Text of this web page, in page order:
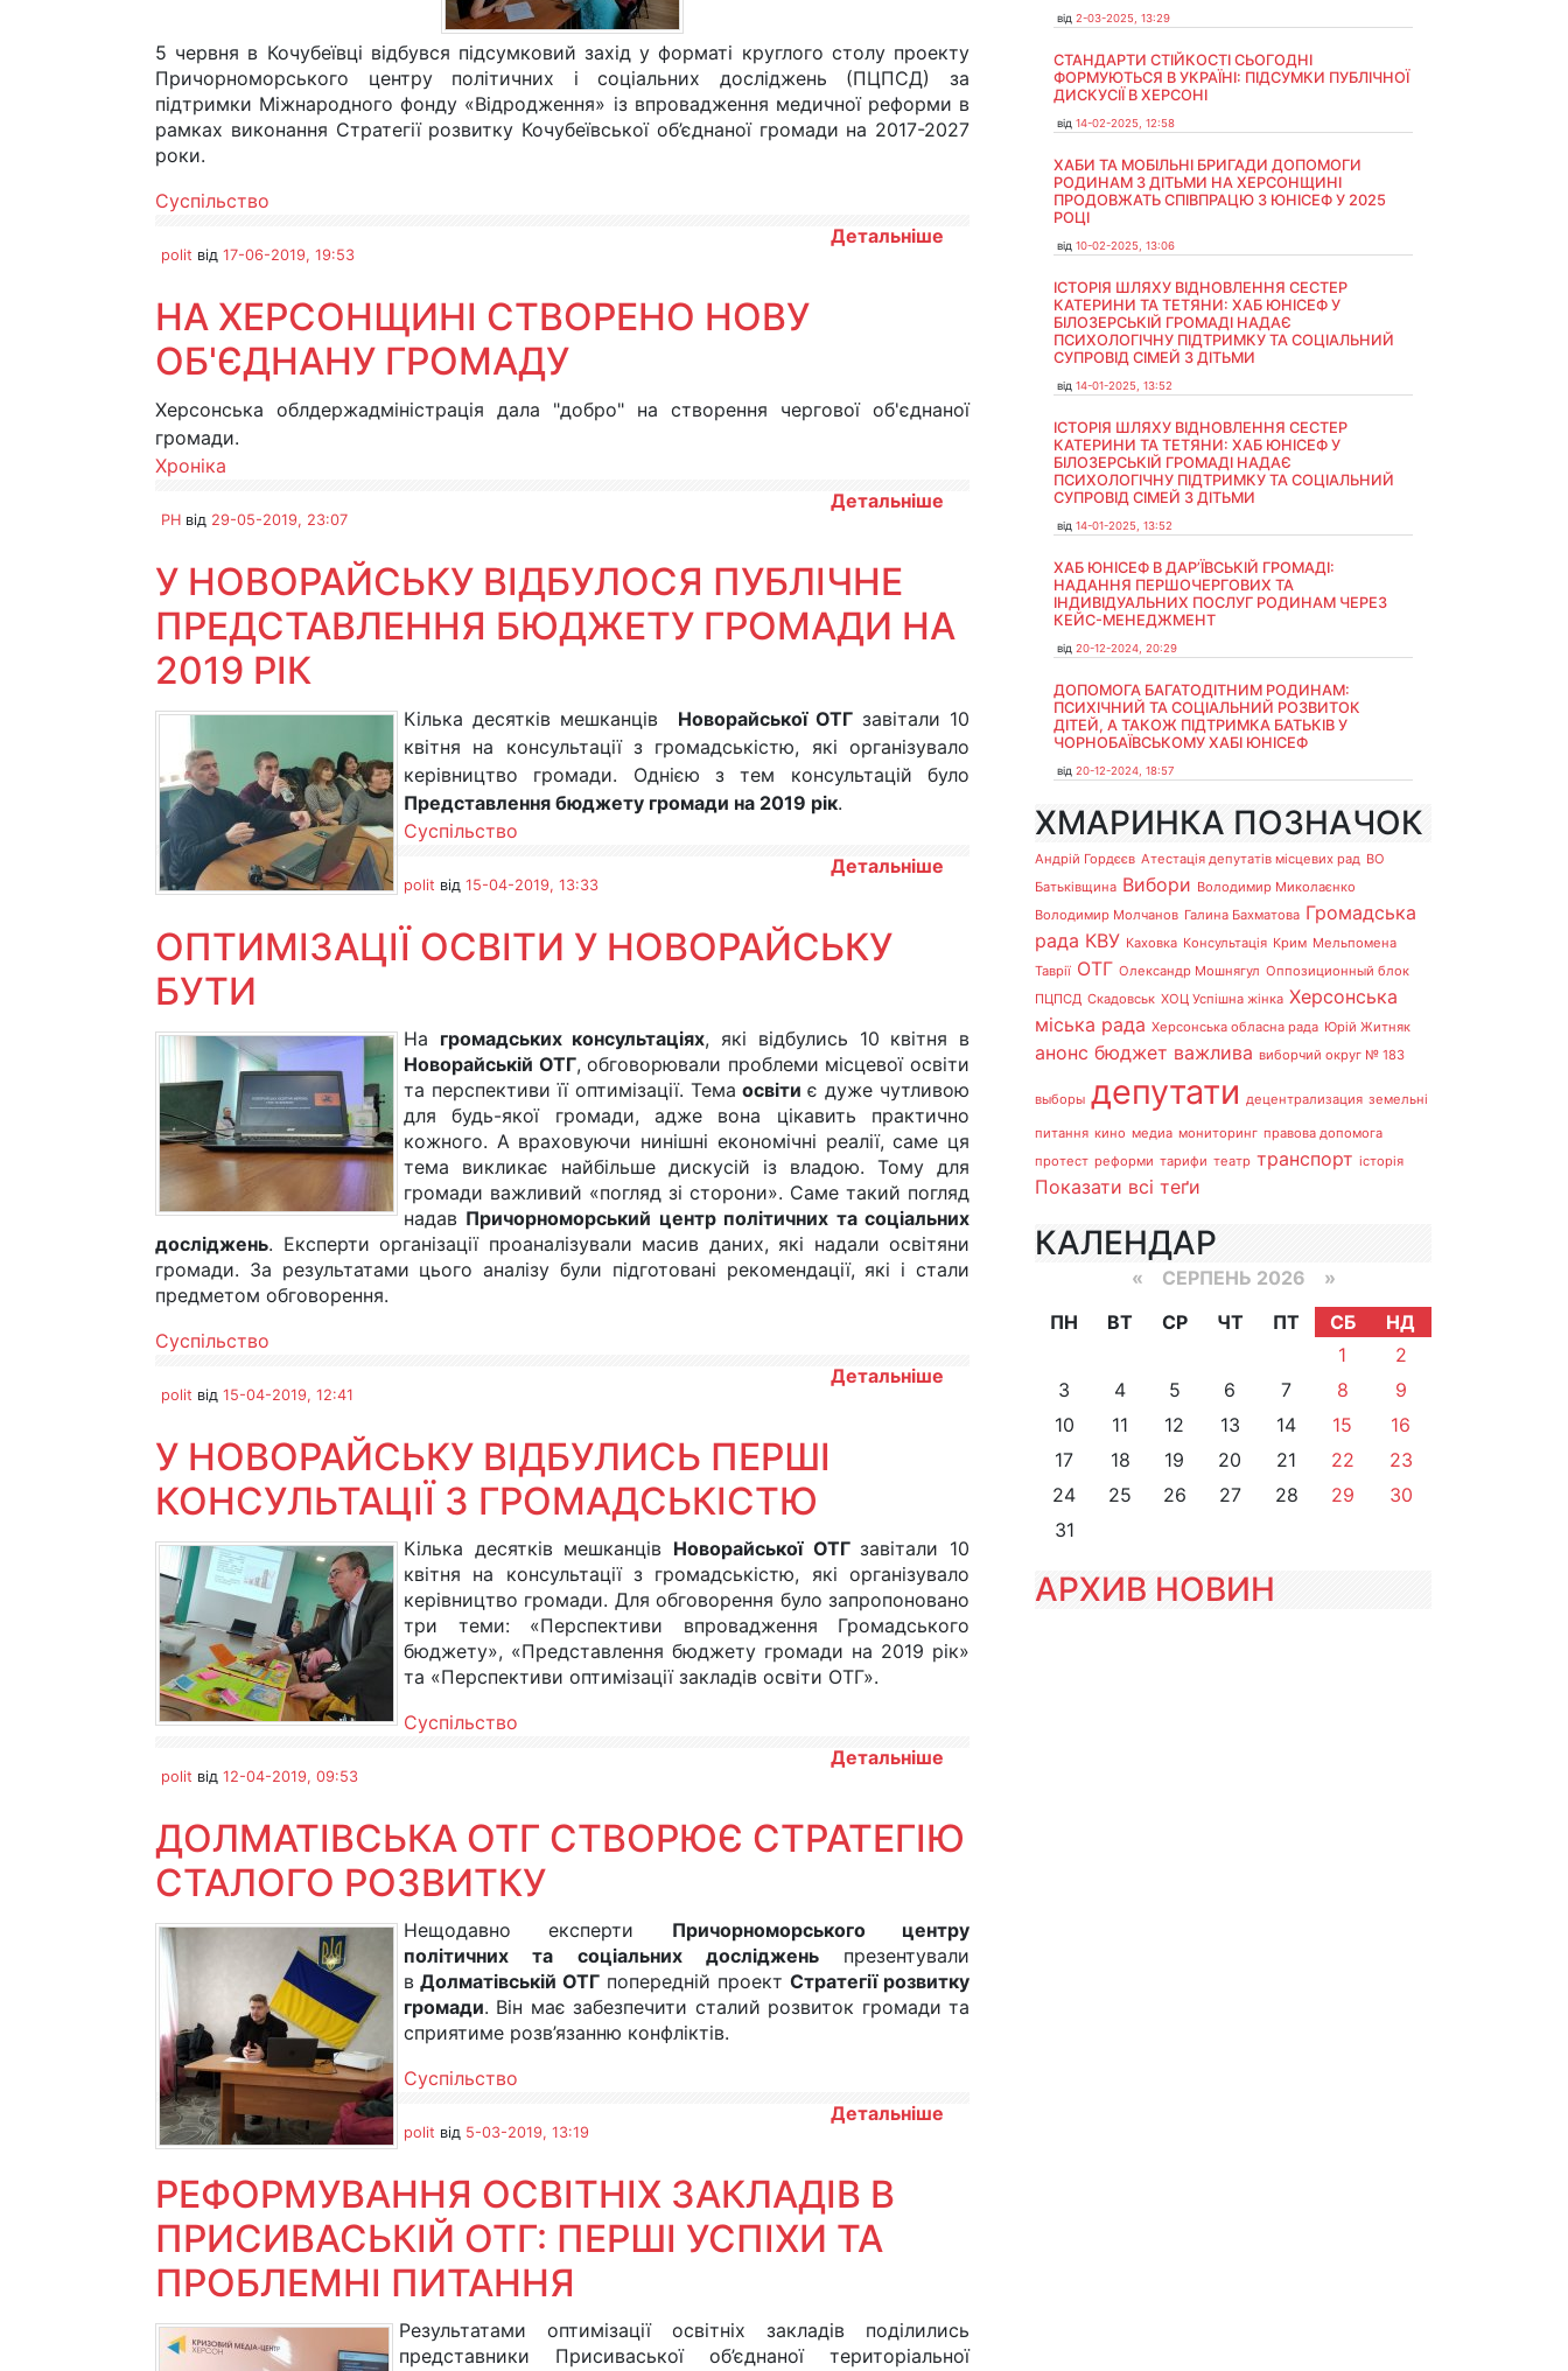
5 червня в Кочубеївці відбувся підсумковий захід у форматі круглого столу проекту
Причорноморського центру політичних і соціальних досліджень (ПЦПСД) за
підтримки Міжнародного фонду «Відродження» із впровадження медичної реформи в
рамках виконання Стратегії розвитку Кочубеївської об’єднаної громади на 2017-2027
роки.
Суспільство
Детальніше
polit від 17-06-2019, 19:53
НА ХЕРСОНЩИНІ СТВОРЕНО НОВУ
ОБ'ЄДНАНУ ГРОМАДУ
Херсонська облдержадміністрація дала "добро" на створення чергової об'єднаної
громади.
Хроніка
Детальніше
PH від 29-05-2019, 23:07
У НОВОРАЙСЬКУ ВІДБУЛОСЯ ПУБЛІЧНЕ
ПРЕДСТАВЛЕННЯ БЮДЖЕТУ ГРОМАДИ НА
2019 РІК
Кілька десятків мешканців Новорайської ОТГзавітали 10
квітня на консультації з громадськістю, які організувало
керівництво громади. Однією з тем консультацій було
Представлення бюджету громади на 2019 рік.
Суспільство
Детальніше
polit від 15-04-2019, 13:33
ОПТИМІЗАЦІЇ ОСВІТИ У НОВОРАЙСЬКУ
БУТИ
На громадських консультаціях, які відбулись 10 квітня в
Новорайській ОТГ, обговорювали проблеми місцевої освіти
та перспективи її оптимізації. Темаосвітиє дуже чутливою
для будь-якої громади, адже вона цікавить практично
кожного. А враховуючи нинішні економічні реалії, саме ця
тема викликає найбільше дискусій із владою. Тому для
громади важливий «погляд зі сторони». Саме такий погляд
надав Причорноморський центр політичних та соціальних
досліджень. Експерти організації проаналізували масив даних, які надали освітяни
громади. За результатами цього аналізу були підготовані рекомендації, які і стали
предметом обговорення.
Суспільство
Детальніше
polit від 15-04-2019, 12:41
У НОВОРАЙСЬКУ ВІДБУЛИСЬ ПЕРШІ
КОНСУЛЬТАЦІЇ З ГРОМАДСЬКІСТЮ
Кілька десятків мешканців Новорайської ОТГзавітали 10
квітня на консультації з громадськістю, які організувало
керівництво громади. Для обговорення було запропоновано
три теми: «Перспективи впровадження Громадського
бюджету», «Представлення бюджету громади на 2019 рік»
та «Перспективи оптимізації закладів освіти ОТГ».
Суспільство
Детальніше
polit від 12-04-2019, 09:53
ДОЛМАТІВСЬКА ОТГ СТВОРЮЄ СТРАТЕГІЮ
СТАЛОГО РОЗВИТКУ
Нещодавно експерти Причорноморського центру
політичних та соціальних дослідженьпрезентували
в Долматівській ОТГ попередній проект Стратегії розвитку
громади. Він має забезпечити сталий розвиток громади та
сприятиме розв’язанню конфліктів.
Суспільство
Детальніше
polit від 5-03-2019, 13:19
РЕФОРМУВАННЯ ОСВІТНІХ ЗАКЛАДІВ В
ПРИСИВАСЬКІЙ ОТГ: ПЕРШІ УСПІХИ ТА
ПРОБЛЕМНІ ПИТАННЯ
Результатами оптимізації освітніх закладів поділились
представники Присиваської об’єднаної територіальної
від 2-03-2025, 13:29
СТАНДАРТИ СТІЙКОСТІ СЬОГОДНІ
ФОРМУЮТЬСЯ В УКРАЇНІ: ПІДСУМКИ ПУБЛІЧНОЇ
ДИСКУСІЇ В ХЕРСОНІ
від 14-02-2025, 12:58
ХАБИ ТА МОБІЛЬНІ БРИГАДИ ДОПОМОГИ
РОДИНАМ З ДІТЬМИ НА ХЕРСОНЩИНІ
ПРОДОВЖАТЬ СПІВПРАЦЮ З ЮНІСЕФ У 2025
РОЦІ
від 10-02-2025, 13:06
ІСТОРІЯ ШЛЯХУ ВІДНОВЛЕННЯ СЕСТЕР
КАТЕРИНИ ТА ТЕТЯНИ: ХАБ ЮНІСЕФ У
БІЛОЗЕРСЬКІЙ ГРОМАДІ НАДАЄ
ПСИХОЛОГІЧНУ ПІДТРИМКУ ТА СОЦІАЛЬНИЙ
СУПРОВІД СІМЕЙ З ДІТЬМИ
від 14-01-2025, 13:52
ІСТОРІЯ ШЛЯХУ ВІДНОВЛЕННЯ СЕСТЕР
КАТЕРИНИ ТА ТЕТЯНИ: ХАБ ЮНІСЕФ У
БІЛОЗЕРСЬКІЙ ГРОМАДІ НАДАЄ
ПСИХОЛОГІЧНУ ПІДТРИМКУ ТА СОЦІАЛЬНИЙ
СУПРОВІД СІМЕЙ З ДІТЬМИ
від 14-01-2025, 13:52
ХАБ ЮНІСЕФ В ДАР’ЇВСЬКІЙ ГРОМАДІ:
НАДАННЯ ПЕРШОЧЕРГОВИХ ТА
ІНДИВІДУАЛЬНИХ ПОСЛУГ РОДИНАМ ЧЕРЕЗ
КЕЙС-МЕНЕДЖМЕНТ
від 20-12-2024, 20:29
ДОПОМОГА БАГАТОДІТНИМ РОДИНАМ:
ПСИХІЧНИЙ ТА СОЦІАЛЬНИЙ РОЗВИТОК
ДІТЕЙ, А ТАКОЖ ПІДТРИМКА БАТЬКІВ У
ЧОРНОБАЇВСЬКОМУ ХАБІ ЮНІСЕФ
від 20-12-2024, 18:57
ХМАРИНКА ПОЗНАЧОК
Андрій Гордєєв Атестація депутатів місцевих рад ВО
Батьківщина Вибори Володимир Миколаєнко
Володимир Молчанов Галина Бахматова Громадська
рада КВУ Каховка Консультація Крим Мельпомена
Таврії ОТГ Олександр Мошнягул Оппозиционный блок
ПЦПСД Скадовськ ХОЦ Успішна жінка Херсонська
міська рада Херсонська обласна рада Юрій Житняк
анонс бюджет важлива виборчий округ № 183
выборы депутати децентрализация земельні
питання кино медиа мониторинг правова допомога
протест реформи тарифи театр транспорт історія
Показати всі теґи
КАЛЕНДАР
« СЕРПЕНЬ 2026 »
ПН
ВТ СР ЧТ ПТ СБ
НД
1
2
3
4 5 6 7 8
9
10
11 12 13 14 15
16
17
18 19 20 21 22
23
24
25 26 27 28 29
30
31
АРХИВ НОВИН